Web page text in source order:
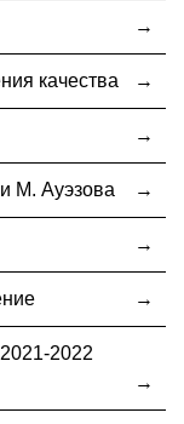
качества
М. Ауэзова
2022